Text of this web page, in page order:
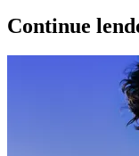
Continue